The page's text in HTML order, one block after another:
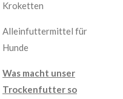
Kroketten
Alleinfuttermittel für
Hunde
Was macht unser
Trockenfutter so